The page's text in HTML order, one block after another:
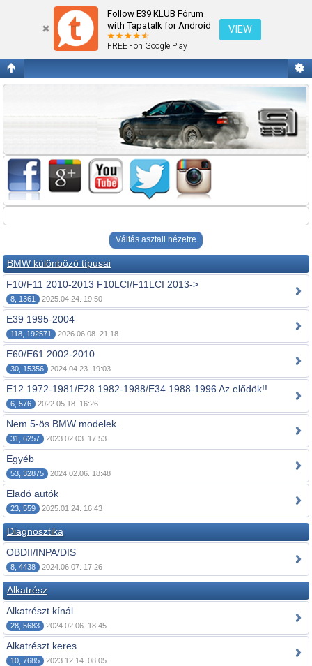
Follow E39 KLUB Fórum
with Tapatalk for Android
FREE - on Google Play
VIEW
Fórum kezdőlap megtekintése
Váltás asztali nézetre
BMW különböző típusai
F10/F11 2010-2013 F10LCI/F11LCI 2013->
8, 1361 2025.04.24. 19:50
E39 1995-2004
118, 192571 2026.06.08. 21:18
E60/E61 2002-2010
30, 15356 2024.04.23. 19:03
E12 1972-1981/E28 1982-1988/E34 1988-1996 Az elődök!!
6, 576 2022.05.18. 16:26
Nem 5-ös BMW modelek.
31, 6257 2023.02.03. 17:53
Egyéb
53, 32875 2024.02.06. 18:48
Eladó autók
23, 559 2025.01.24. 16:43
Diagnosztika
OBDII/INPA/DIS
8, 4438 2024.06.07. 17:26
Alkatrész
Alkatrészt kínál
28, 5683 2024.02.06. 18:45
Alkatrészt keres
10, 7685 2023.12.14. 08:05